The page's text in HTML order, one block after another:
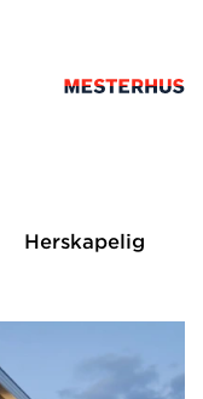
Herskapelig